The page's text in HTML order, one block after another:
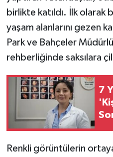
birlikte katıldı. İlk olarak
yaşam alanlarını gezen
Park ve Bahçeler
rehberliğinde saksılara
7
Renkli görüntülerin